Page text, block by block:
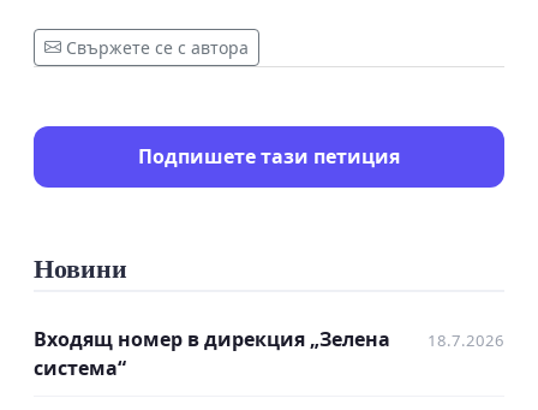
aleia/Свържете се с автора
Подпишете тази петиция
Новини
Входящ номер в дирекция „Зелена
система“
18.7.2026